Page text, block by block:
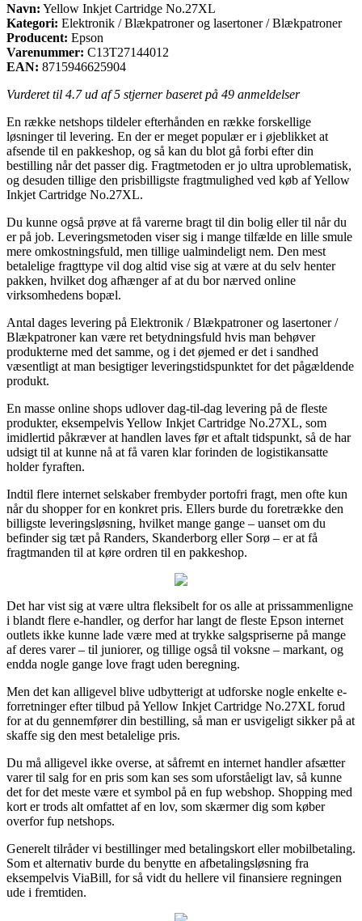
Navn: Yellow Inkjet Cartridge No.27XL
Kategori: Elektronik / Blækpatroner og lasertoner / Blækpatroner
Producent: Epson
Varenummer: C13T27144012
EAN: 8715946625904
Vurderet til 4.7ud af 5 stjerner baseret på 49 anmeldelser
En række netshops tildeler efterhånden en række forskellige
løsninger til levering. En der er meget populær er i øjeblikket at
afsende til en pakkeshop, og så kan du blot gå forbi efter din
bestilling når det passer dig. Fragtmetoden er jo ultra uproblematisk,
og desuden tillige den prisbilligste fragtmulighed ved køb af Yellow
Inkjet Cartridge No.27XL.
Du kunne også prøve at få varerne bragt til din bolig eller til når du
er på job. Leveringsmetoden viser sig i mange tilfælde en lille smule
mere omkostningsfuld, men tillige ualmindeligt nem. Den mest
betalelige fragttype vil dog altid vise sig at være at du selv henter
pakken, hvilket dog afhænger af at du bor nærved online
virksomhedens bopæl.
Antal dages levering på Elektronik / Blækpatroner og lasertoner /
Blækpatroner kan være ret betydningsfuld hvis man behøver
produkterne med det samme, og i det øjemed er det i sandhed
væsentligt at man besigtiger leveringstidspunktet for det pågældende
produkt.
En masse online shops udlover dag-til-dag levering på de fleste
produkter, eksempelvis Yellow Inkjet Cartridge No.27XL, som
imidlertid påkræver at handlen laves før et aftalt tidspunkt, så de har
udsigt til at kunne nå at få varen klar forinden de logistikansatte
holder fyraften.
Indtil flere internet selskaber frembyder portofri fragt, men ofte kun
når du shopper for en konkret pris. Ellers burde du foretrække den
billigste leveringsløsning, hvilket mange gange – uanset om du
befinder sig tæt på Randers, Skanderborg eller Sorø – er at få
fragtmanden til at køre ordren til en pakkeshop.
Det har vist sig at være ultra fleksibelt for os alle at prissammenligne
i blandt flere e-handler, og derfor har langt de fleste Epson internet
outlets ikke kunne lade være med at trykke salgspriserne på mange
af deres varer – til juniorer, og tillige også til voksne – markant, og
endda nogle gange love fragt uden beregning.
Men det kan alligevel blive udbytterigt at udforske nogle enkelte e-
forretninger efter tilbud på Yellow Inkjet Cartridge No.27XL forud
for at du gennemfører din bestilling, så man er usvigeligt sikker på at
skaffe sig den mest betalelige pris.
Du må alligevel ikke overse, at såfremt en internet handler afsætter
varer til salg for en pris som kan ses som uforståeligt lav, så kunne
det for det meste være et symbol på en fup webshop. Shopping med
kort er trods alt omfattet af en lov, som skærmer dig som køber
overfor fup netshops.
Generelt tilråder vi bestillinger med betalingskort eller mobilbetaling.
Som et alternativ burde du benytte en afbetalingsløsning fra
eksempelvis ViaBill, for så vidt du hellere vil finansiere regningen
ude i fremtiden.